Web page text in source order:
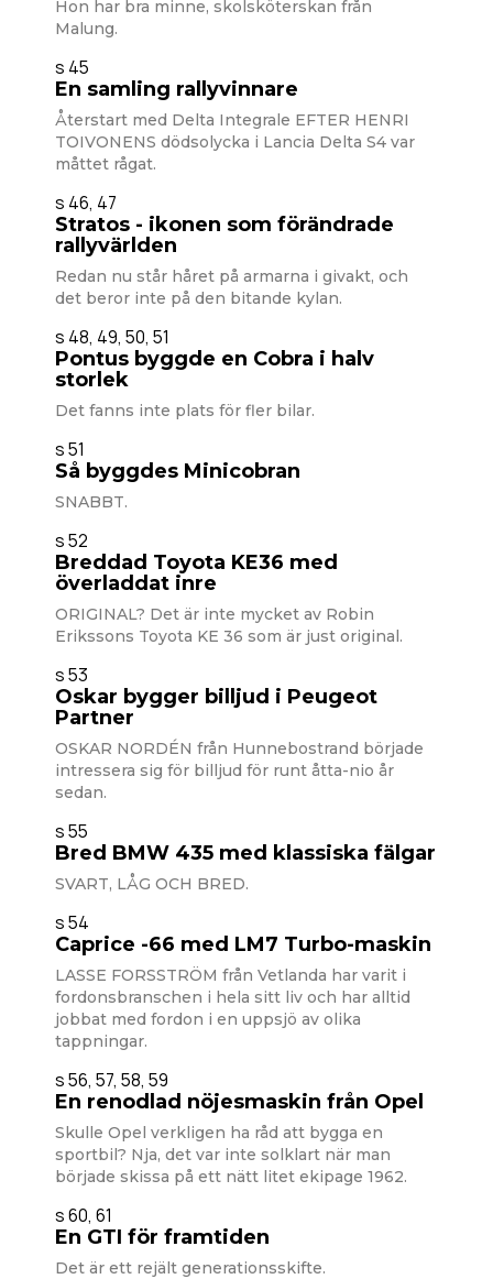
Hon har bra minne, skolsköterskan från
Malung.
s 45
En samling rallyvinnare
Återstart med Delta Integrale EFTER HENRI
TOIVONENS dödsolycka i Lancia Delta S4 var
måttet rågat.
s 46, 47
Stratos - ikonen som förändrade
rallyvärlden
Redan nu står håret på armarna i givakt, och
det beror inte på den bitande kylan.
s 48, 49, 50, 51
Pontus byggde en Cobra i halv
storlek
Det fanns inte plats för fler bilar.
s 51
Så byggdes Minicobran
SNABBT.
s 52
Breddad Toyota KE36 med
överladdat inre
ORIGINAL? Det är inte mycket av Robin
Erikssons Toyota KE 36 som är just original.
s 53
Oskar bygger billjud i Peugeot
Partner
OSKAR NORDÉN från Hunnebostrand började
intressera sig för billjud för runt åtta-nio år
sedan.
s 55
Bred BMW 435 med klassiska fälgar
SVART, LÅG OCH BRED.
s 54
Caprice -66 med LM7 Turbo-maskin
LASSE FORSSTRÖM från Vetlanda har varit i
fordonsbranschen i hela sitt liv och har alltid
jobbat med fordon i en uppsjö av olika
tappningar.
s 56, 57, 58, 59
En renodlad nöjesmaskin från Opel
Skulle Opel verkligen ha råd att bygga en
sportbil? Nja, det var inte solklart när man
började skissa på ett nätt litet ekipage 1962.
s 60, 61
En GTI för framtiden
Det är ett rejält generationsskifte.